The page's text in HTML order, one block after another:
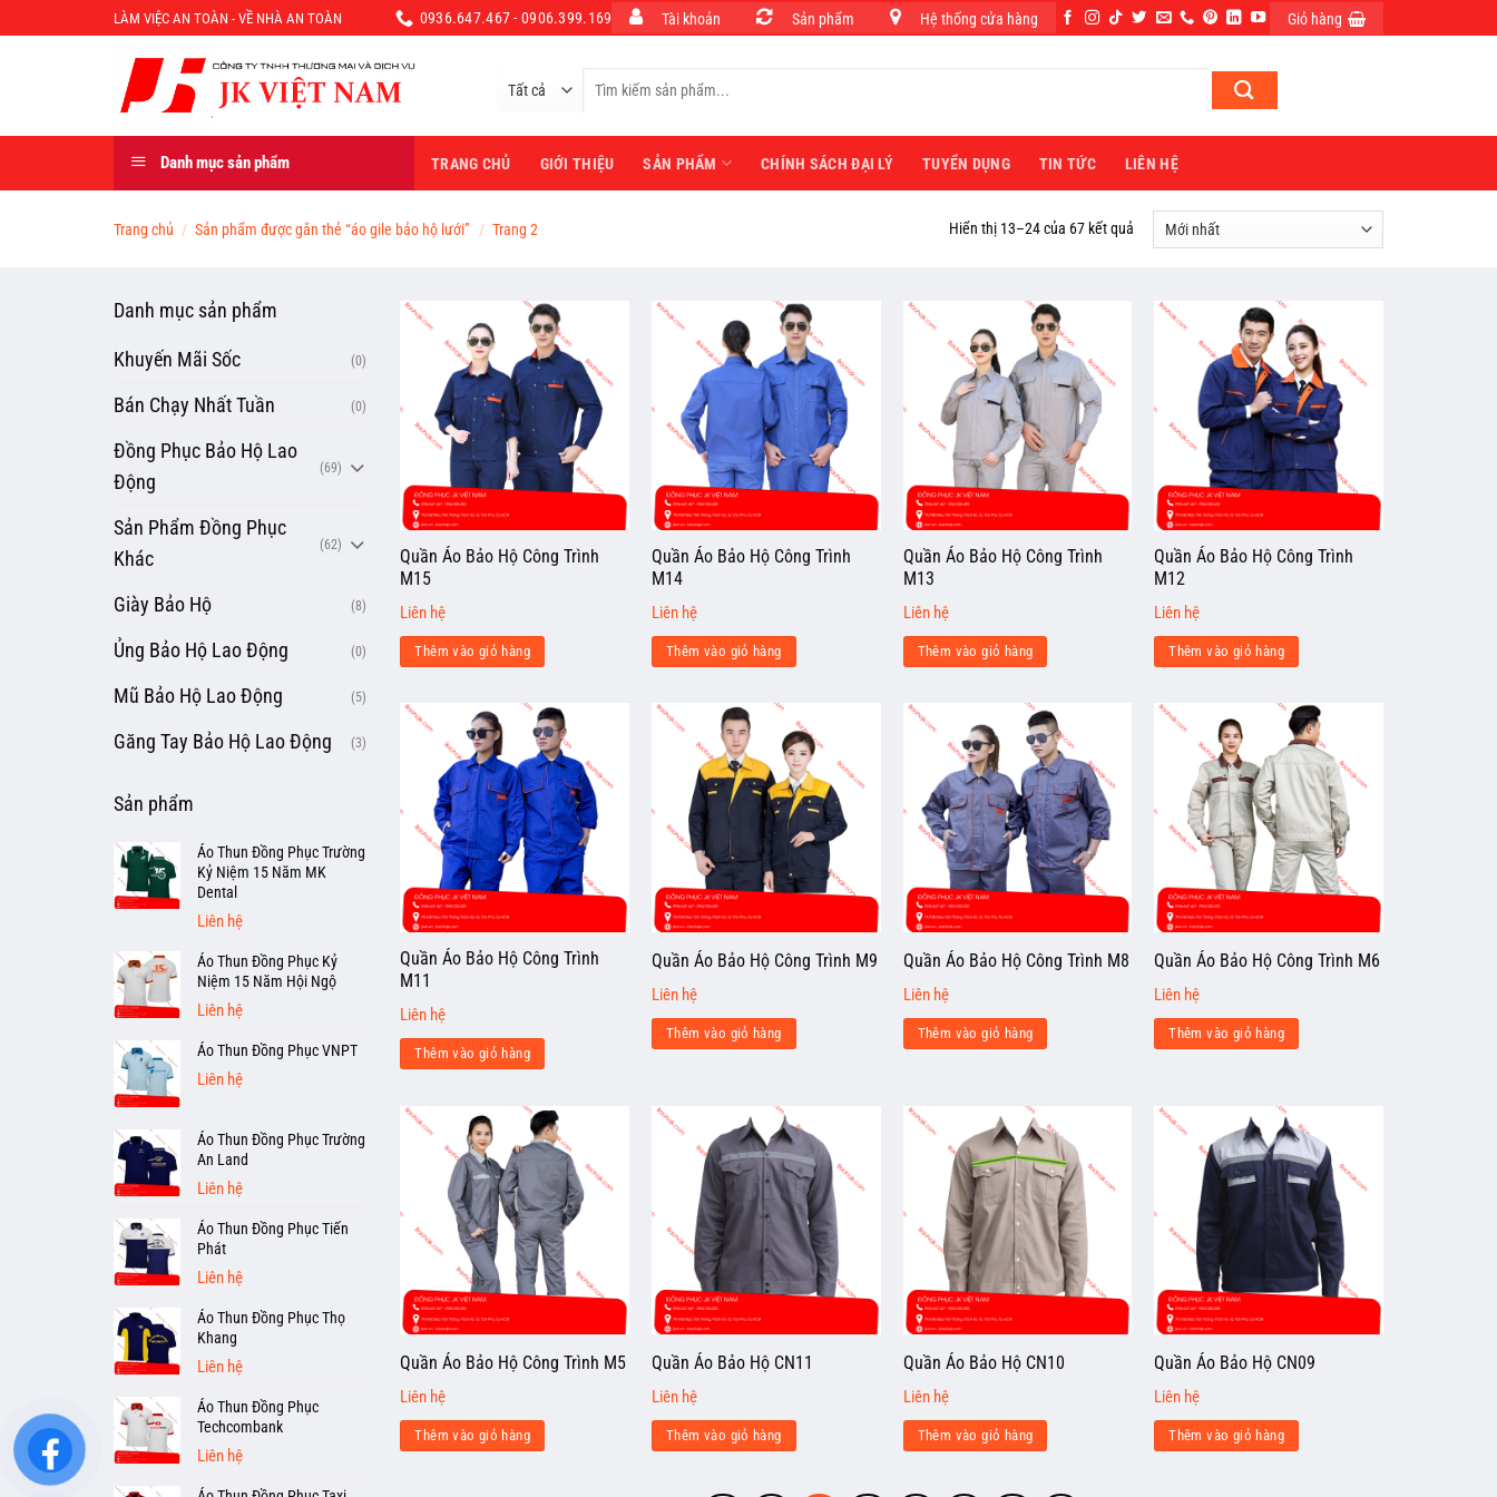
LÀM VIỆC AN TOÀN - VỀ NHÀ AN TOÀN 0936.647.467 - 0906.399.169 Tài khoản Sản phẩm Hệ thống cửa hàng Giỏ hàng
kiếm:
Danh mục sản phẩm TRANG CHỦ GIỚI THIỆU SẢN PHẨM CHÍNH SÁCH ĐẠI LÝ TUYỂN DỤNG TIN TỨC LIÊN HỆ
Trang chủ / Sản phẩm được gắn thẻ “áo gile bảo hộ lưới” / Trang 2 Hiển thị 13–24 của 67 kết quả
Danh mục sản phẩm
Khuyến Mãi Sốc (0)
Bán Chạy Nhất Tuần (0)
Đồng Phục Bảo Hộ Lao
Động
(69)
Sản Phẩm Đồng Phục
Khác
(62)
Giày Bảo Hộ (8)
Ủng Bảo Hộ Lao Động (0)
Mũ Bảo Hộ Lao Động (5)
Găng Tay Bảo Hộ Lao Động (3)
Sản phẩm
Áo Thun Đồng Phục Trường
Kỷ Niệm 15 Năm MK
Dental
Liên hệ
Áo Thun Đồng Phục Kỷ
Niệm 15 Năm Hội Ngộ
Liên hệ
Áo Thun Đồng Phục VNPT
Liên hệ
Áo Thun Đồng Phục Trường
An Land
Liên hệ
Áo Thun Đồng Phục Tiến
Phát
Liên hệ
Áo Thun Đồng Phục Thọ
Khang
Liên hệ
Áo Thun Đồng Phục
Techcombank
Liên hệ
Quần Áo Bảo Hộ Công Trình
M15
Liên hệ
Thêm vào giỏ hàng
Quần Áo Bảo Hộ Công Trình
M14
Liên hệ
Thêm vào giỏ hàng
Quần Áo Bảo Hộ Công Trình
M13
Liên hệ
Thêm vào giỏ hàng
Quần Áo Bảo Hộ Công Trình
M12
Liên hệ
Thêm vào giỏ hàng
Quần Áo Bảo Hộ Công Trình
M11
Liên hệ
Thêm vào giỏ hàng
Quần Áo Bảo Hộ Công Trình M9
Liên hệ
Thêm vào giỏ hàng
Quần Áo Bảo Hộ Công Trình M8
Liên hệ
Thêm vào giỏ hàng
Quần Áo Bảo Hộ Công Trình M6
Liên hệ
Thêm vào giỏ hàng
Quần Áo Bảo Hộ Công Trình M5
Liên hệ
Thêm vào giỏ hàng
Quần Áo Bảo Hộ CN11
Liên hệ
Thêm vào giỏ hàng
Quần Áo Bảo Hộ CN10
Liên hệ
Thêm vào giỏ hàng
Quần Áo Bảo Hộ CN09
Liên hệ
Thêm vào giỏ hàng